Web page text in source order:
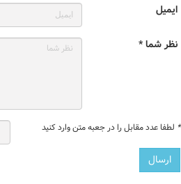
ایمیل
نظر شما *
* لطفا عدد مقابل را در جعبه متن وارد کنید